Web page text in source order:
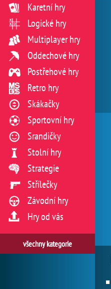
Karetní hry
Logické hry
Multiplayer hry
Oddechové hry
Postřehové hry
Retro hry
Skákačky
Sportovní hry
Srandičky
Stolní hry
Strategie
Střílečky
Závodní hry
Hry od vás
všechny kategorie